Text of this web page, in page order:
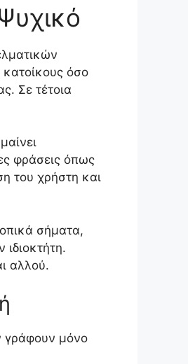
όσο
Σε τέτοια
φράσεις όπως
του χρήστη και
σήματα,
αλλού.
γράφουν μόνο